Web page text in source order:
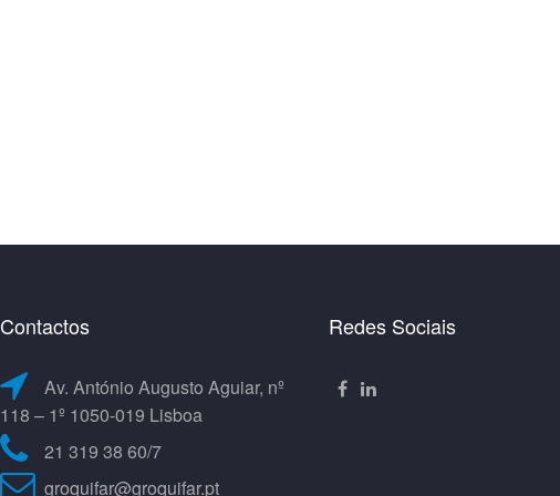
Contactos
Av. António Augusto Aguiar, nº
118 – 1º 1050-019 Lisboa
21 319 38 60/7
groquifar@groquifar.pt
Redes Sociais